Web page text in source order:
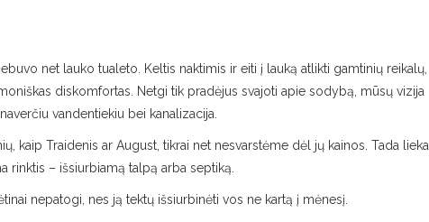
net lauko tualeto. Keltis naktimis ir eiti į lauką atlikti gamtinių reikalų,
diskomfortas. Netgi tik pradėjus svajoti apie sodybą, mūsų vizija
vandentiekiu bei kanalizacija.
kaip Traidenis ar August, tikrai net nesvarstėme dėl jų kainos. Tada lieka
rinktis – išsiurbiamą talpą arba septiką.
nepatogi, nes ją tektų išsiurbinėti vos ne kartą į mėnesį.